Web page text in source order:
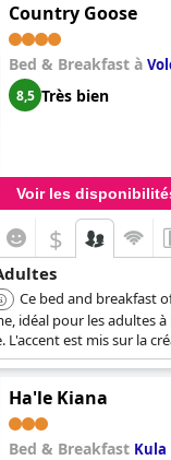
Country Goose
Bed & Breakfast à
8,5 Très bien
Voir les
$
Ce bed and breakfast
idéal pour les adultes
L'accent est mis sur la
et privée.
Ha'le Kiana
Bed & Breakfast Kula